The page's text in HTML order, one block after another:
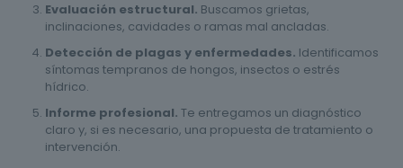
Evaluación estructural. Buscamos grietas,
inclinaciones, cavidades o ramas mal ancladas.
Detección de plagas y enfermedades. Identificamos
síntomas tempranos de hongos, insectos o estrés
hídrico.
Informe profesional. Te entregamos un diagnóstico
claro y, si es necesario, una propuesta de tratamiento o
intervención.